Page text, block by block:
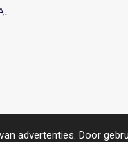
advertenties. Door
https://www.compas.be/